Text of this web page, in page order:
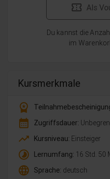
Als
Du kannst die
im
Kursmerkmale
workspace_premium
calendar_month Zugriffsdauer:
trending_up Kursniveau: Einsteiger
timelapse Lernumfang: 16 Std. 50
language Sprache: deutsch